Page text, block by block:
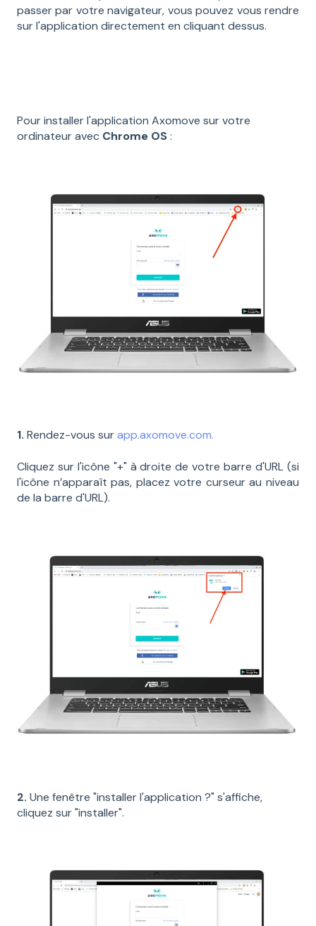
passer par votre navigateur, vous pouvez vous rendre
sur l'application directement en cliquant dessus.
Pour installer l'application Axomove sur votre
ordinateur avec Chrome OS:
1. Rendez-vous surapp.axomove.com.
Cliquez sur l'icône "+" à droite de votre barre d'URL (si
l'icône n’apparaît pas, placez votre curseur au niveau
de la barre d'URL).
2. Une fenêtre "installer l'application ?" s'affiche,
cliquez sur "installer".